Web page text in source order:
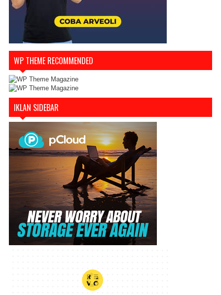
WP THEME RECOMMENDED
IKLAN SIDEBAR